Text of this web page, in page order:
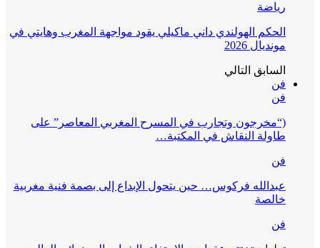
رياضة
الحكم الهولندي داني ماكيلي يقود مواجهة المغرب وهايتي في
مونديال 2026
السابق التالي
فن
فن
(“مخرجون وتجارب في المسرح المغربي المعاصر” على
طاولة النقاش في المكتبة…
فن
عبدالله فركوس… حين يتحول الإبداع إلى بصمة فنية مغربية
خالصة
فن